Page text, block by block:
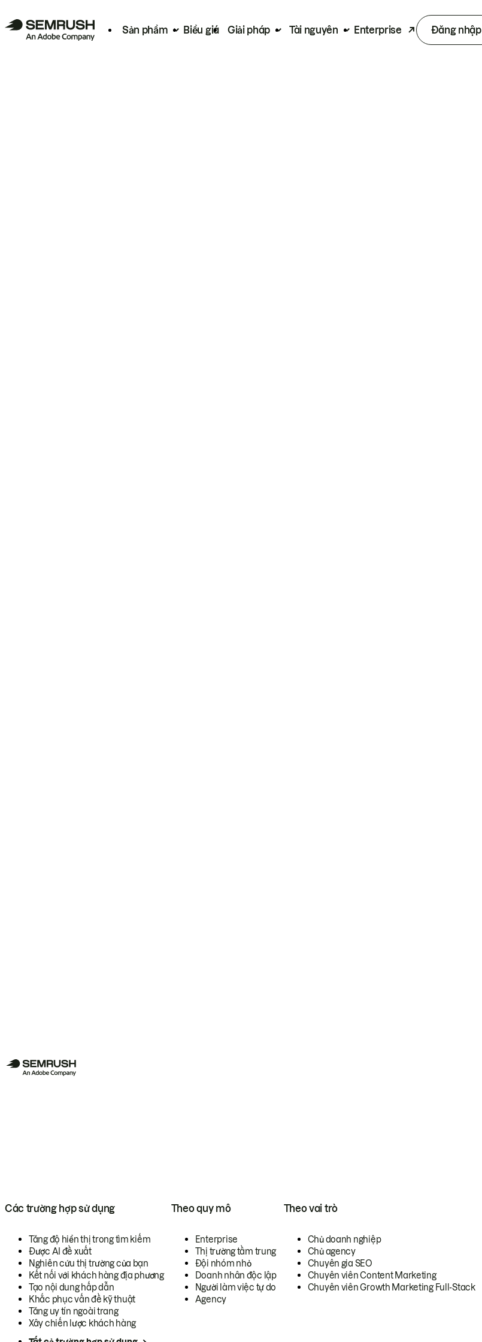
Sản phẩm Biểu giá Giải pháp Tài nguyên Enterprise Đăng nhập
Các trường hợp sử dụng
Tăng độ hiển thị trong tìm kiếm
Được AI đề xuất
Nghiên cứu thị trường của bạn
Kết nối với khách hàng địa phương
Tạo nội dung hấp dẫn
Khắc phục vấn đề kỹ thuật
Tăng uy tín ngoài trang
Xây chiến lược khách hàng
Theo quy mô
Enterprise
Thị trường tầm trung
Đội nhóm nhỏ
Doanh nhân độc lập
Người làm việc tự do
Agency
Theo vai trò
Chủ doanh nghiệp
Chủ agency
Chuyên gia SEO
Chuyên viên Content Marketing
Chuyên viên Growth Marketing Full-Stack